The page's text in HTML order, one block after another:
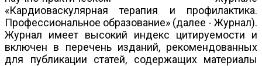
«Кардиоваскулярная терапия и профилактика.
Профессиональное образование» (далее - Журнал).
Журнал имеет высокий индекс цитируемости и
включен в перечень изданий, рекомендованных
для публикации статей, содержащих материалы